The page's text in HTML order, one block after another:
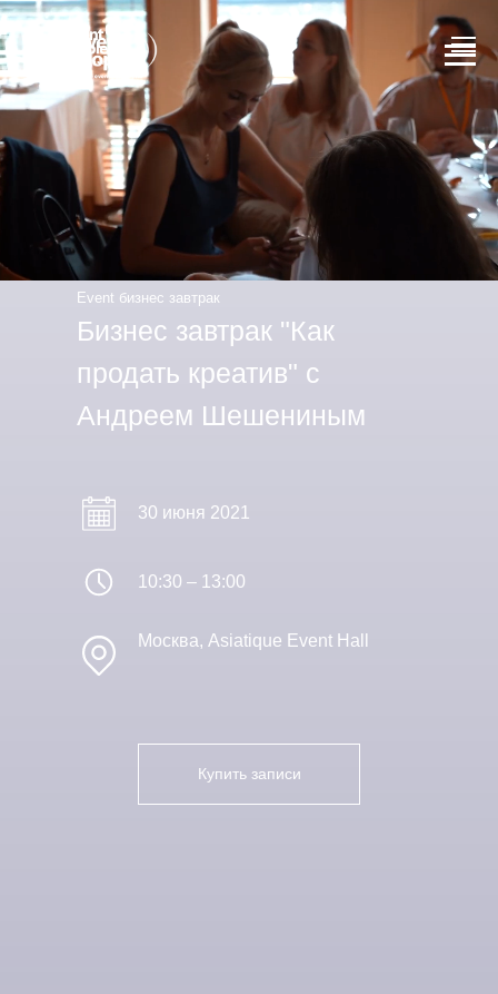
Купить записи
Бизнес завтрак "Как
продать креатив" с
Андреем Шешениным
30 июня 2021
Москва, Asiatique Event Hall
10:30 – 13:00
Event бизнес завтрак